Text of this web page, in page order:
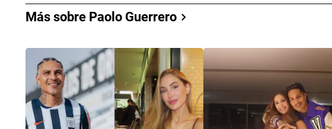
Más sobre Paolo Guerrero